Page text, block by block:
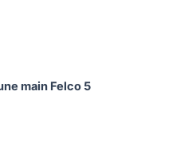
main Felco 5